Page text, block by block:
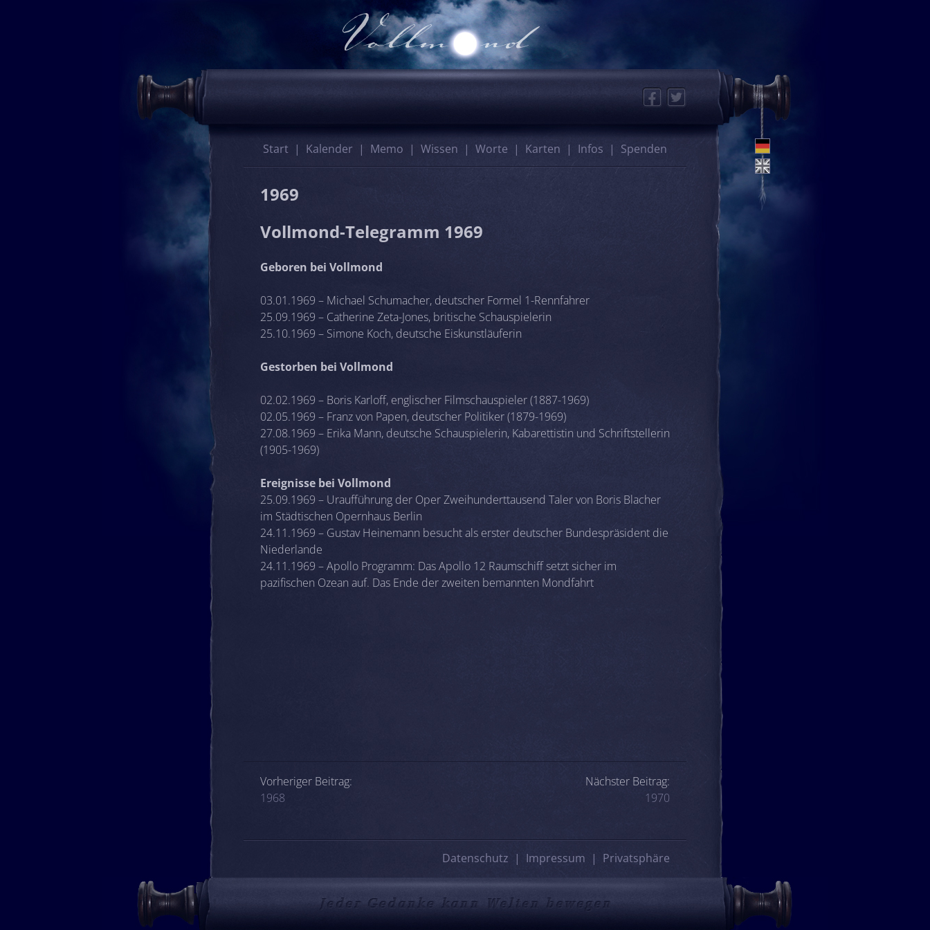
Facebook
Twitter
Start Kalender Memo Wissen Worte Karten Infos Spenden
1969
Vollmond-Telegramm 1969
Geboren bei Vollmond
03.01.1969 – Michael Schumacher, deutscher Formel 1-Rennfahrer
25.09.1969 – Catherine Zeta-Jones, britische Schauspielerin
25.10.1969 – Simone Koch, deutsche Eiskunstläuferin
Gestorben bei Vollmond
02.02.1969 – Boris Karloff, englischer Filmschauspieler (1887-1969)
02.05.1969 – Franz von Papen, deutscher Politiker (1879-1969)
27.08.1969 – Erika Mann, deutsche Schauspielerin, Kabarettistin und Schriftstellerin
(1905-1969)
Ereignisse bei Vollmond
25.09.1969 – Uraufführung der Oper Zweihunderttausend Taler von Boris Blacher
im Städtischen Opernhaus Berlin
24.11.1969 – Gustav Heinemann besucht als erster deutscher Bundespräsident die
Niederlande
24.11.1969 – Apollo Programm: Das Apollo 12 Raumschiff setzt sicher im
pazifischen Ozean auf. Das Ende der zweiten bemannten Mondfahrt
Beitrags-Navigation
Vorheriger Beitrag:
1968
Nächster Beitrag:
1970
Datenschutz Impressum Privatsphäre